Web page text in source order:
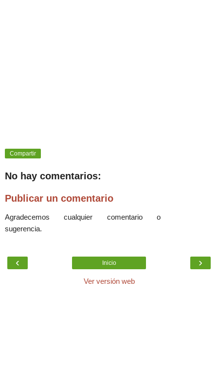
Compartir
No hay comentarios:
Publicar un comentario
Agradecemos cualquier comentario o
sugerencia.
‹ ›
Inicio
Ver versión web